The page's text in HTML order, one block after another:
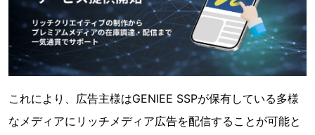
これにより、広告主様はGENIEE SSPが保有している多様
なメディアにリッチメディア広告を配信することが可能と